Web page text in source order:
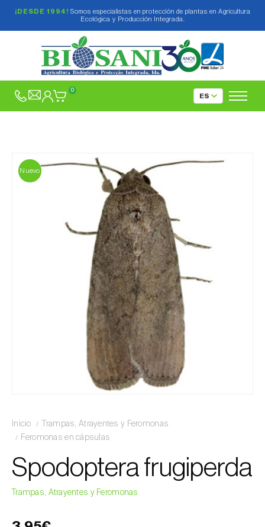
¡DESDE 1994! Somos especialistas en protección de plantas en Agricultura
Ecológica y Producción Integrada.
0
Nuevo
Inicio
Trampas, Atrayentes y Feromonas
Feromonas en cápsulas
Spodoptera frugiperda
Trampas, Atrayentes y Feromonas